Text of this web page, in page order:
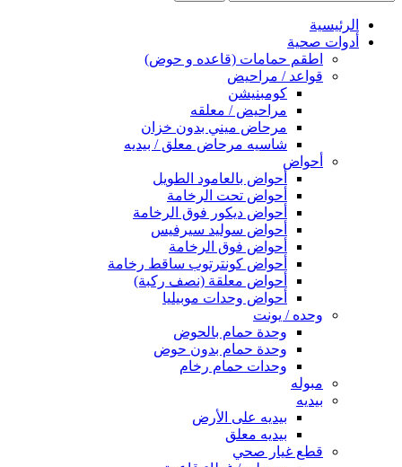
الرئيسية
أدوات صحية
اطقم حمامات (قاعده و حوض)
قواعد / مراحيض
كومبنيشن
مراحيض / معلقه
مرحاض ميني بدون خزان
شاسيه مرحاض معلق / بيديه
أحواض
أحواض بالعامود الطويل
أحواض تحت الرخامة
أحواض ديكور فوق الرخامة
أحواض سوليد سيرفيس
أحواض فوق الرخامة
أحواض كونترتوب ساقط رخامة
أحواض معلقة (نصف ركبة)
أحواض وحدات موبيليا
وحده / يونت
وحدة حمام بالحوض
وحدة حمام بدون حوض
وحدات حمام رخام
مبوله
بيديه
بيديه على الأرض
بيديه معلق
قطع غيار صحي